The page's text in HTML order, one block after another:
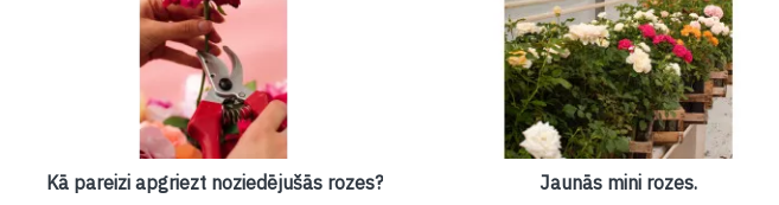
Kā pareizi apgriezt noziedējušās rozes?
Jaunās mini rozes.